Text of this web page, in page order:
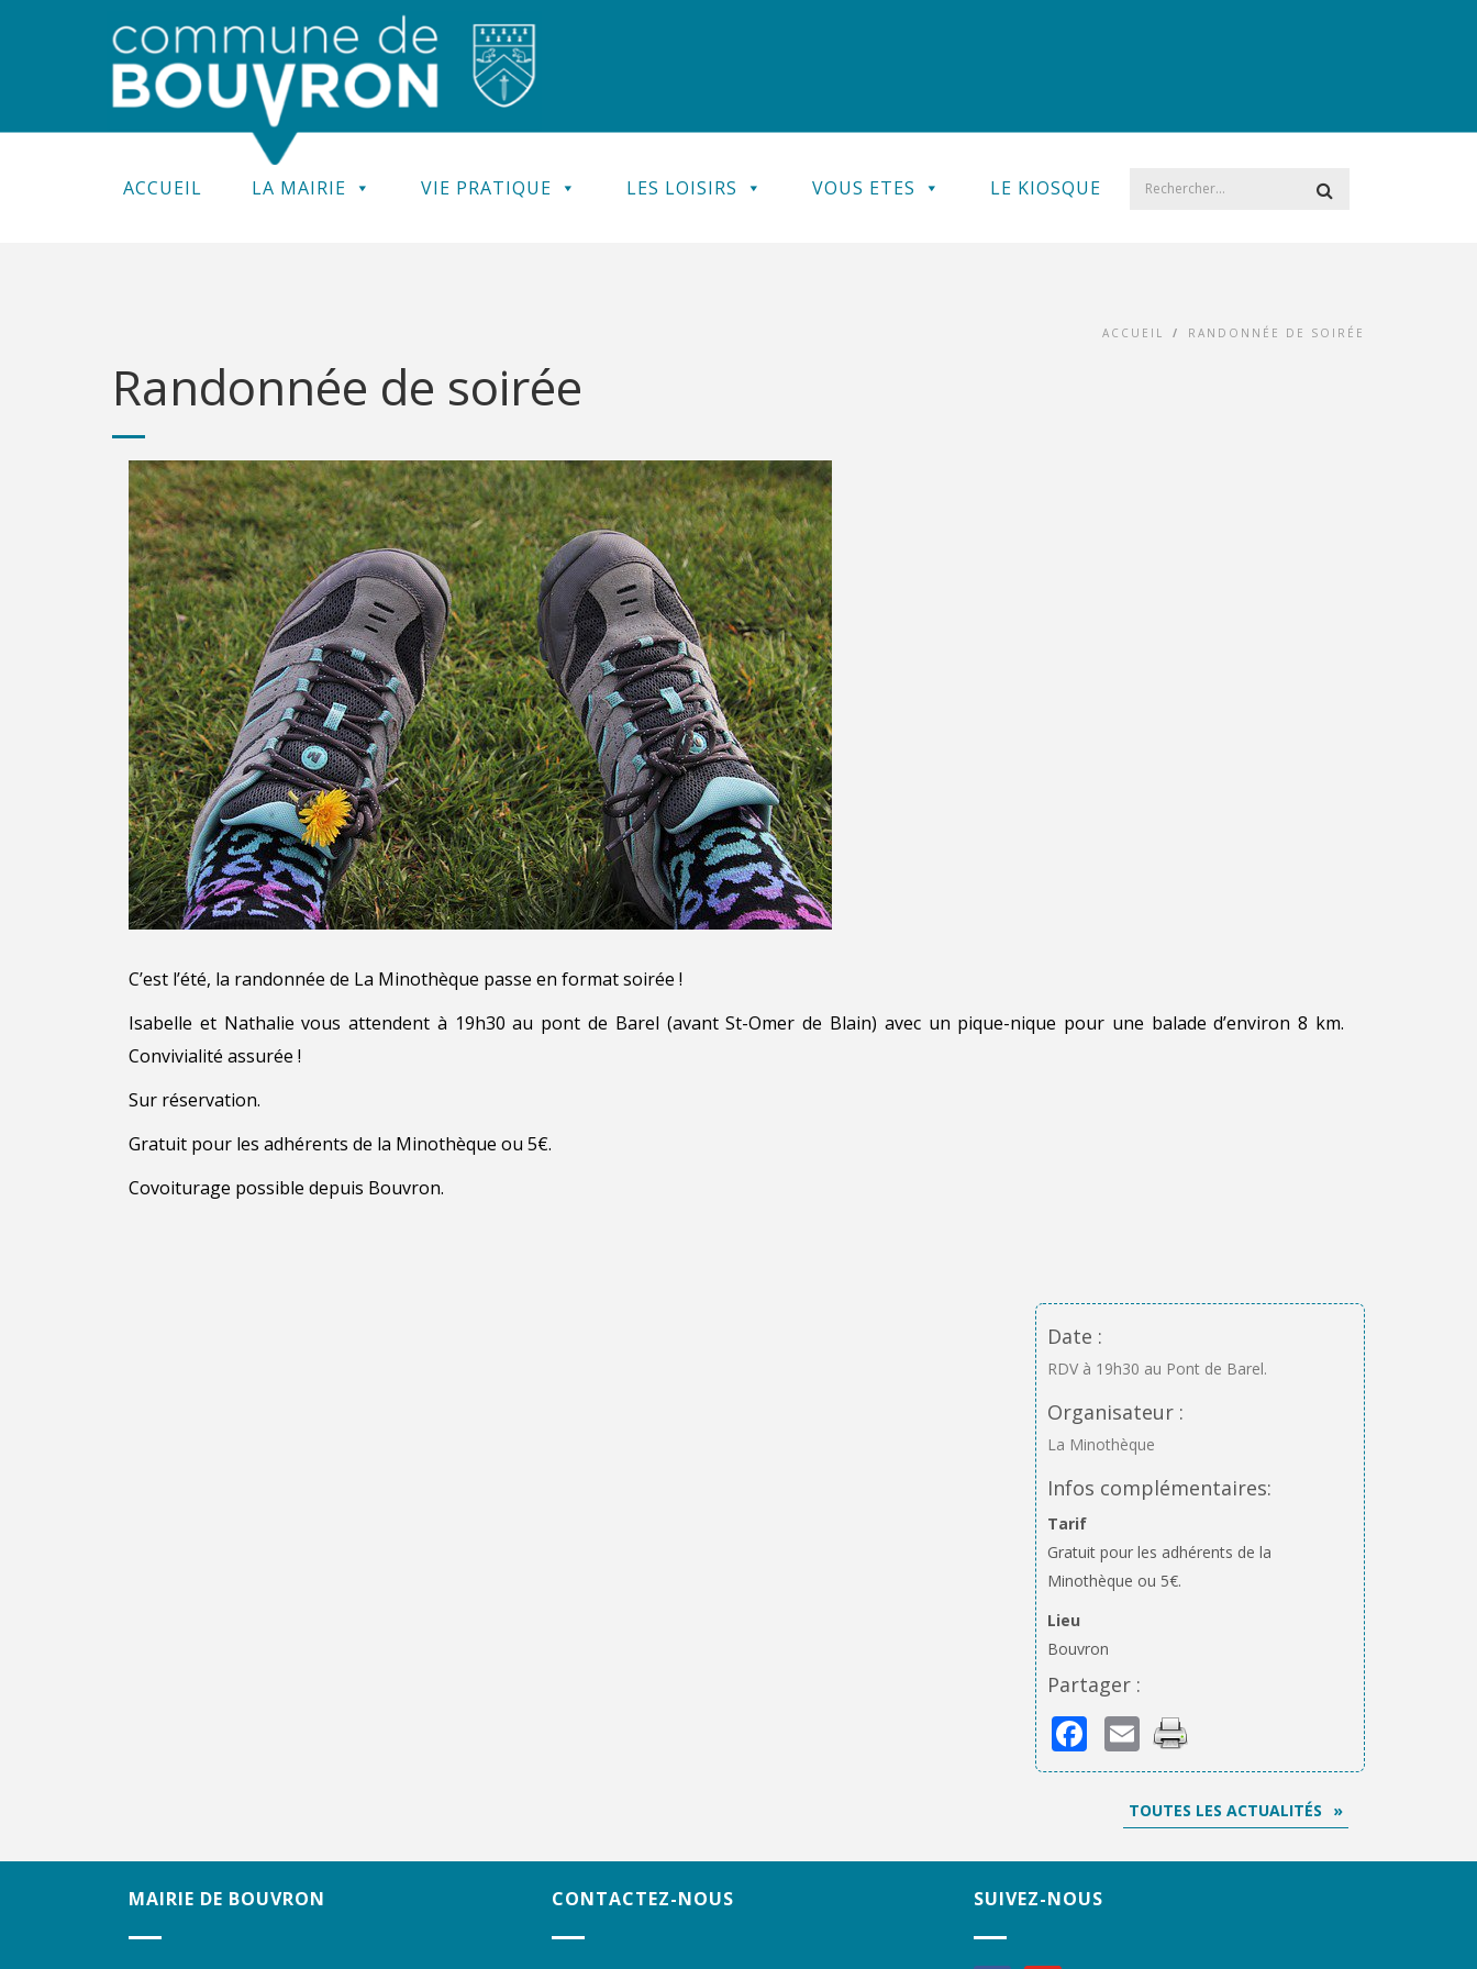
ACCUEIL LA MAIRIE VIE PRATIQUE LES LOISIRS VOUS ETES LE KIOSQUE
ACCUEIL / RANDONNÉE DE SOIRÉE
Randonnée de soirée
C’est l’été, la randonnée de La Minothèque passe en format soirée !
Isabelle et Nathalie vous attendent à 19h30 au pont de Barel (avant St-Omer de Blain) avec un pique-nique pour une balade d’environ 8 km.
Convivialité assurée !
Sur réservation.
Gratuit pour les adhérents de la Minothèque ou 5€.
Covoiturage possible depuis Bouvron.
Date :
RDV à 19h30 au Pont de Barel.
Organisateur :
La Minothèque
Infos complémentaires:
Tarif
Gratuit pour les adhérents de la
Minothèque ou 5€.
Lieu
Bouvron
Partager :
Facebook
Email
TOUTES LES ACTUALITÉS
MAIRIE DE BOUVRON CONTACTEZ-NOUS SUIVEZ-NOUS